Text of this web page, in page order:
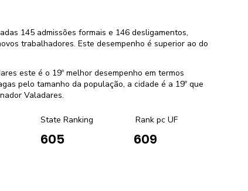
145 admissões formais e 146 desligamentos,
trabalhadores. Este desempenho é superior ao do
este é o 19º melhor desempenho em termos
pelo tamanho da população, a cidade é a 19º que
Valadares.
State Ranking
605
Rank pc UF
609